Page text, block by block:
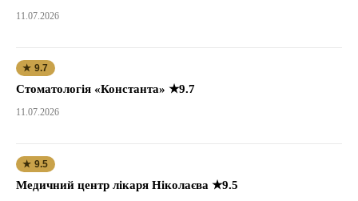
11.07.2026
★ 9.7
Стоматологія «Константа» ★9.7
11.07.2026
★ 9.5
Медичний центр лікаря Ніколаєва ★9.5